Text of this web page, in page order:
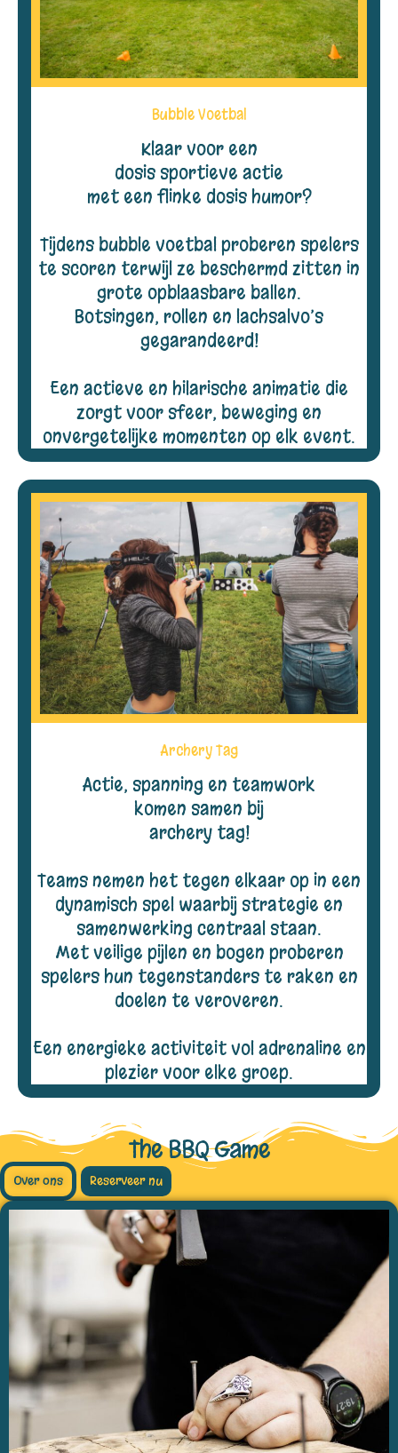
Bubble Voetbal
Klaar voor een
dosis sportieve actie
met een flinke dosis humor?
Tijdens bubble voetbal proberen spelers
te scoren terwijl ze beschermd zitten in
grote opblaasbare ballen.
Botsingen, rollen en lachsalvo’s
gegarandeerd!
Een actieve en hilarische animatie die
zorgt voor sfeer, beweging en
onvergetelijke momenten op elk event.
Archery Tag
Actie, spanning en teamwork
komen samen bij
archery tag!
Teams nemen het tegen elkaar op in een
dynamisch spel waarbij strategie en
samenwerking centraal staan.
Met veilige pijlen en bogen proberen
spelers hun tegenstanders te raken en
doelen te veroveren.
Een energieke activiteit vol adrenaline en
plezier voor elke groep.
The BBQ Game
Over ons Reserveer nu